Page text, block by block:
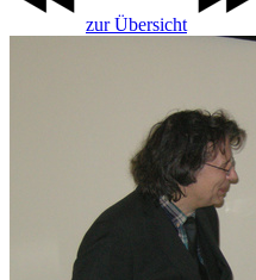
zur Übersicht